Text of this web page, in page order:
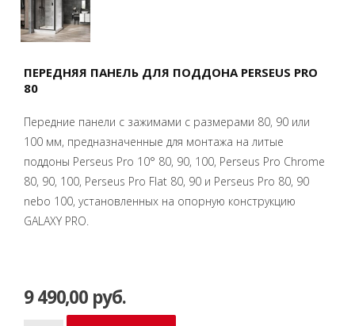
ПЕРЕДНЯЯ ПАНЕЛЬ ДЛЯ ПОДДОНА PERSEUS PRO
80
Передние панели с зажимами с размерами 80, 90 или
100 мм, предназначенные для монтажа на литые
поддоны Perseus Pro 10° 80, 90, 100, Perseus Pro Chrome
80, 90, 100, Perseus Pro Flat 80, 90 и Perseus Pro 80, 90
nebo 100, установленных на опоpную констpукцию
GALAXY PRO.
9 490,00 руб.